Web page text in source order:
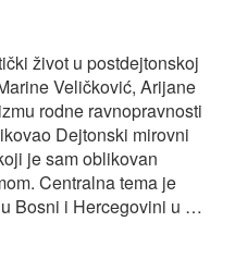
život u postdejtonskoj
Veličković, Arijane
rodne ravnopravnosti
Dejtonski mirovni
je sam oblikovan
Centralna tema je
Bosni i Hercegovini u …